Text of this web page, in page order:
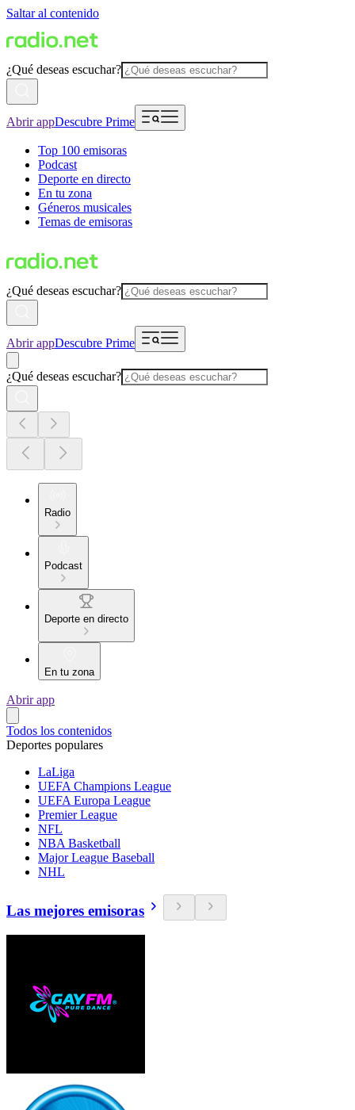
Saltar al contenido
¿Qué deseas escuchar?
Abrir appDescubre Prime
Top 100 emisoras
Podcast
Deporte en directo
En tu zona
Géneros musicales
Temas de emisoras
¿Qué deseas escuchar?
Abrir appDescubre Prime
¿Qué deseas escuchar?
Radio
Podcast
Deporte en directo
En tu zona
Abrir app
Todos los contenidos
Deportes populares
LaLiga
UEFA Champions League
UEFA Europa League
Premier League
NFL
NBA Basketball
Major League Baseball
NHL
Las mejores emisoras